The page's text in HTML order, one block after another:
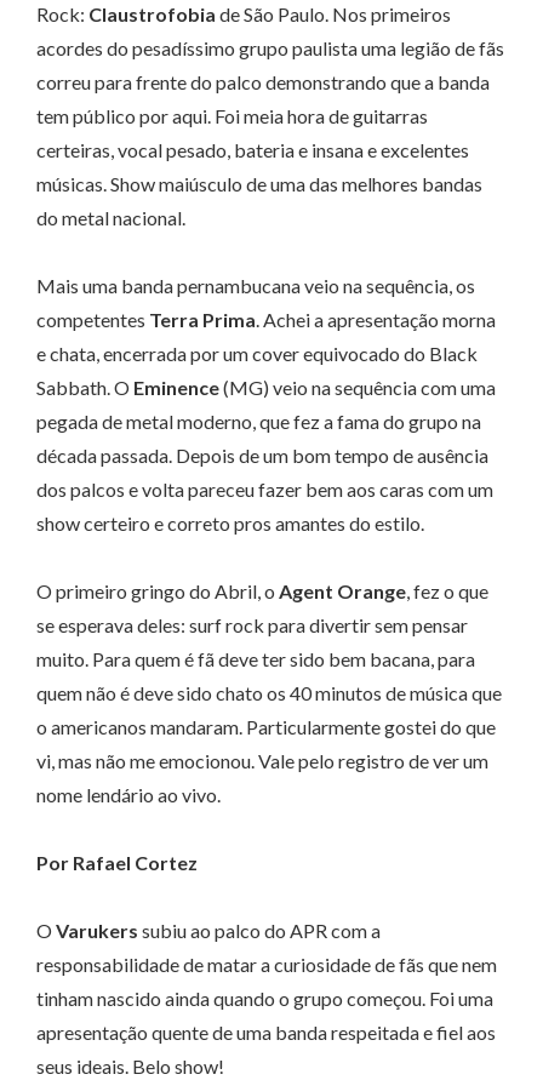
Rock: Claustrofobia de São Paulo. Nos primeiros
acordes do pesadíssimo grupo paulista uma legião de fãs
correu para frente do palco demonstrando que a banda
tem público por aqui. Foi meia hora de guitarras
certeiras, vocal pesado, bateria e insana e excelentes
músicas. Show maiúsculo de uma das melhores bandas
do metal nacional.
Mais uma banda pernambucana veio na sequência, os
competentes Terra Prima. Achei a apresentação morna
e chata, encerrada por um cover equivocado do Black
Sabbath. O Eminence(MG) veio na sequência com uma
pegada de metal moderno, que fez a fama do grupo na
década passada. Depois de um bom tempo de ausência
dos palcos e volta pareceu fazer bem aos caras com um
show certeiro e correto pros amantes do estilo.
O primeiro gringo do Abril, o Agent Orange, fez o que
se esperava deles: surf rock para divertir sem pensar
muito. Para quem é fã deve ter sido bem bacana, para
quem não é deve sido chato os 40 minutos de música que
o americanos mandaram. Particularmente gostei do que
vi, mas não me emocionou. Vale pelo registro de ver um
nome lendário ao vivo.
Por Rafael Cortez
OVarukers subiu ao palco do APR com a
responsabilidade de matar a curiosidade de fãs que nem
tinham nascido ainda quando o grupo começou. Foi uma
apresentação quente de uma banda respeitada e fiel aos
seus ideais. Belo show!